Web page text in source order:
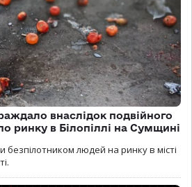
внаслідок подвійного
ринку в Білопіллі на Сумщині
безпілотником людей на ринку в місті